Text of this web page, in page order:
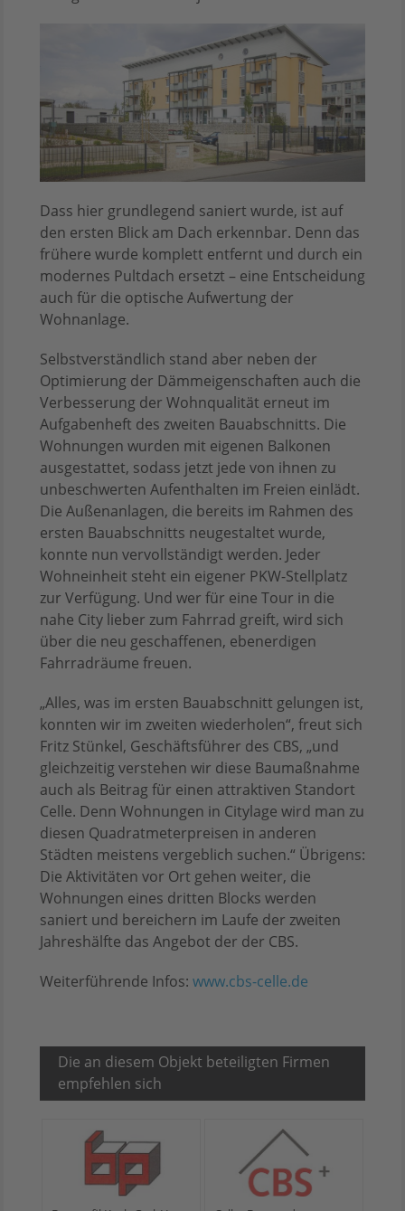
Dass hier grundlegend saniert wurde, ist auf
den ersten Blick am Dach erkennbar. Denn das
frühere wurde komplett entfernt und durch ein
modernes Pultdach ersetzt – eine Entscheidung
auch für die optische Aufwertung der
Wohnanlage.
Selbstverständlich stand aber neben der
Optimierung der Dämmeigenschaften auch die
Verbesserung der Wohnqualität erneut im
Aufgabenheft des zweiten Bauabschnitts. Die
Wohnungen wurden mit eigenen Balkonen
ausgestattet, sodass jetzt jede von ihnen zu
unbeschwerten Aufenthalten im Freien einlädt.
Die Außenanlagen, die bereits im Rahmen des
ersten Bauabschnitts neugestaltet wurde,
konnte nun vervollständigt werden. Jeder
Wohneinheit steht ein eigener PKW-Stellplatz
zur Verfügung. Und wer für eine Tour in die
nahe City lieber zum Fahrrad greift, wird sich
über die neu geschaffenen, ebenerdigen
Fahrradräume freuen.
„Alles, was im ersten Bauabschnitt gelungen ist,
konnten wir im zweiten wiederholen“, freut sich
Fritz Stünkel, Geschäftsführer des CBS, „und
gleichzeitig verstehen wir diese Baumaßnahme
auch als Beitrag für einen attraktiven Standort
Celle. Denn Wohnungen in Citylage wird man zu
diesen Quadratmeterpreisen in anderen
Städten meistens vergeblich suchen.“ Übrigens:
Die Aktivitäten vor Ort gehen weiter, die
Wohnungen eines dritten Blocks werden
saniert und bereichern im Laufe der zweiten
Jahreshälfte das Angebot der der CBS.
Weiterführende Infos: www.cbs-celle.de
Die an diesem Objekt beteiligten Firmen
empfehlen sich